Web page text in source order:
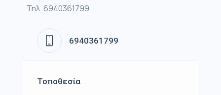
Τηλ. 6940361799
6940361799
Τοποθεσία